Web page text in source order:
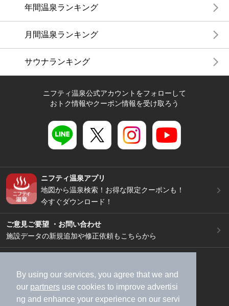
By using our services, you agree that we and
our partners use cookies to improve advertisi
ng and enhance your experience on our servi
年間温泉ランキング
月間温泉ランキング
サウナランキング
ニフティ温泉公式アカウントをフォローして
おトク情報やクーポン情報を受け取ろう
ニフティ温泉アプリ
地図から温泉検索！お得な限定クーポンも！
今すぐダウンロード！
ご意見ご要望 ・お問い合わせ
施設データの新規追加や修正依頼もこちらから
加盟店募集（資料請求）
広告出稿のご案内
利用規約
ライフスタイルMEMBERS+規約
特定商取引法に基づく表記
ヘルプ 採用情報